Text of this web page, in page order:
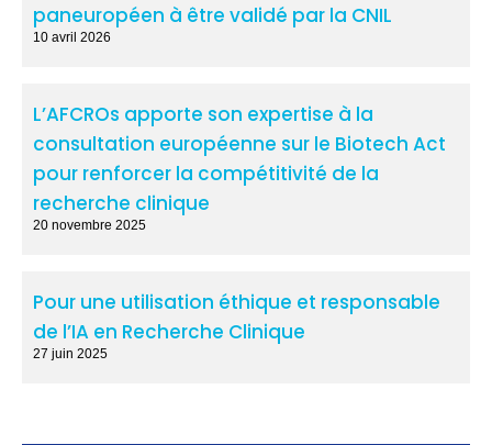
paneuropéen à être validé par la CNIL
10 avril 2026
L’AFCROs apporte son expertise à la
consultation européenne sur le Biotech Act
pour renforcer la compétitivité de la
recherche clinique
20 novembre 2025
Pour une utilisation éthique et responsable
de l’IA en Recherche Clinique
27 juin 2025